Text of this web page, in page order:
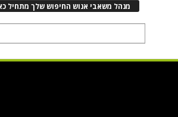
מנהל משאבי אנוש החיפוש שלך מתחיל